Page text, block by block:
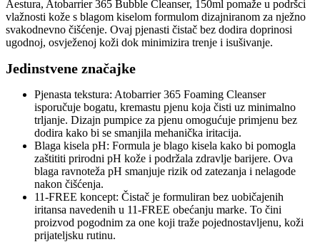
Aestura, Atobarrier 365 Bubble Cleanser, 150ml pomaže u podršci
vlažnosti kože s blagom kiselom formulom dizajniranom za nježno
svakodnevno čišćenje. Ovaj pjenasti čistač bez dodira doprinosi
ugodnoj, osvježenoj koži dok minimizira trenje i isušivanje.
Jedinstvene značajke
Pjenasta tekstura: Atobarrier 365 Foaming Cleanser
isporučuje bogatu, kremastu pjenu koja čisti uz minimalno
trljanje. Dizajn pumpice za pjenu omogućuje primjenu bez
dodira kako bi se smanjila mehanička iritacija.
Blaga kisela pH: Formula je blago kisela kako bi pomogla
zaštititi prirodni pH kože i podržala zdravlje barijere. Ova
blaga ravnoteža pH smanjuje rizik od zatezanja i nelagode
nakon čišćenja.
11-FREE koncept: Čistač je formuliran bez uobičajenih
iritansa navedenih u 11-FREE obećanju marke. To čini
proizvod pogodnim za one koji traže pojednostavljenu, koži
prijateljsku rutinu.